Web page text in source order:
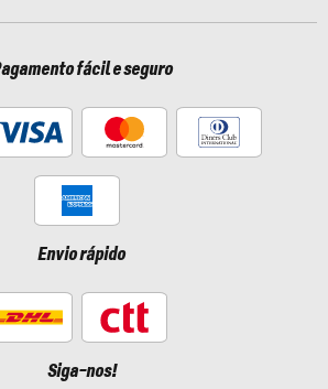
fácil e seguro
Envio rápido
Siga-nos!